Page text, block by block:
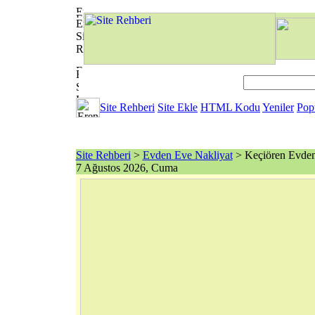
Site Rehberi Site Ekle HTML Kodu Yeniler
Site Rehberi > Evden Eve Nakliyat> Keçiören
7 Ağustos 2026, Cuma